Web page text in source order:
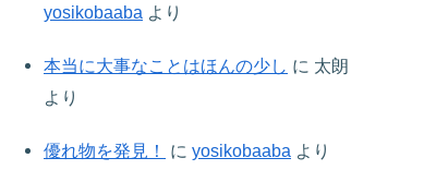
yosikobaaba より
本当に大事なことはほんの少し に 太朗
より
優れ物を発見！ に yosikobaaba より